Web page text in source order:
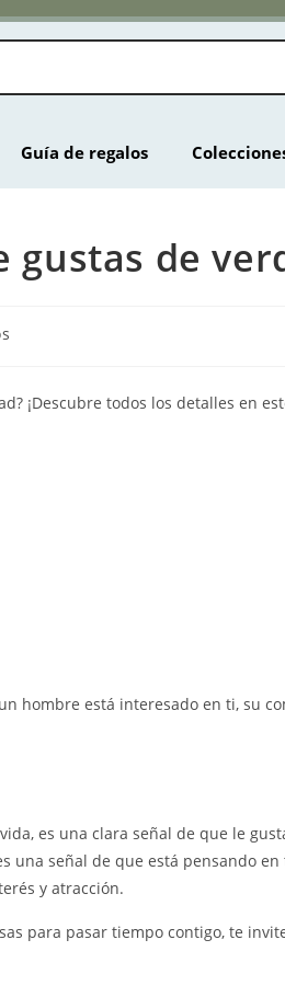
Guía de regalos
de
¡Descubre todos los detalles en
hombre está interesado en ti, su
es una clara señal de que le
una señal de que está pensando en
y atracción.
para pasar tiempo contigo, te